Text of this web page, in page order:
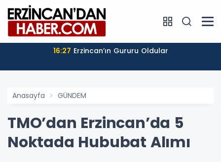
16:27 Erzincan’ın Gururu Oldular
Anasayfa GÜNDEM
TMO’dan Erzincan’da 5
Noktada Hububat Alımı